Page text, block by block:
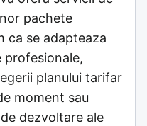
pachete
ca se adapteaza
planului tarifar
moment sau
dezvoltare ale